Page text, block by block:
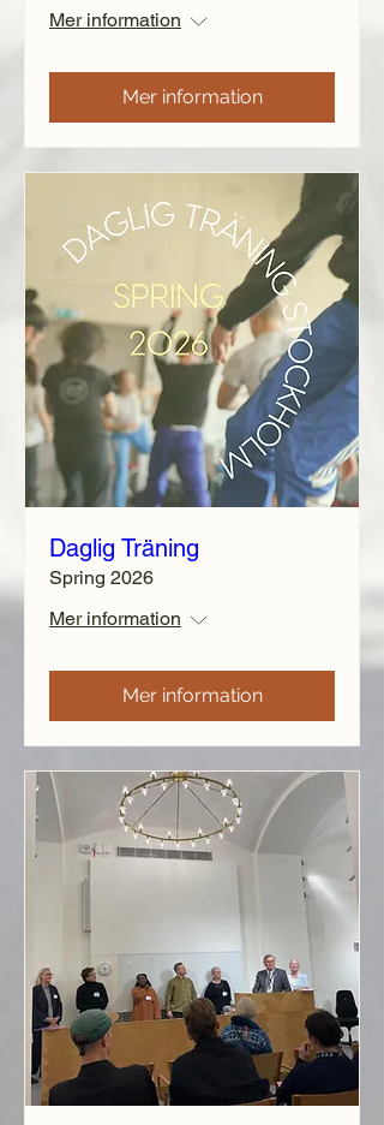
Mer information
Mer information
Daglig Träning
Spring 2026
Mer information
Mer information